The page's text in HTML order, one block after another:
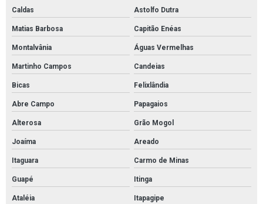
Caldas Astolfo Dutra
Matias Barbosa Capitão Enéas
Montalvânia Águas Vermelhas
Martinho Campos Candeias
Bicas Felixlândia
Abre Campo Papagaios
Alterosa Grão Mogol
Joaíma Areado
Itaguara Carmo de Minas
Guapé Itinga
Ataléia Itapagipe